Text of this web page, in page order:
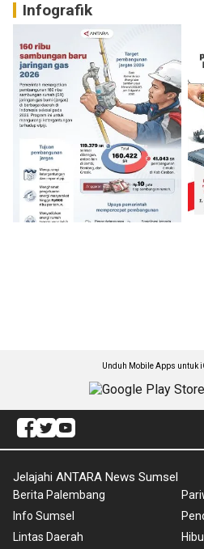
Infografik
Unduh Mobile Apps untuk
Jelajahi ANTARA News Sumsel
Berita Palembang
Info Sumsel
Lintas Daerah